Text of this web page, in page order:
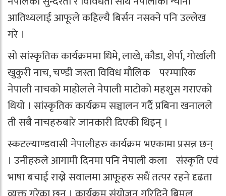
आतिथ्यलाई आफूले कहिल्यै बिर्सन नसक्ने पनि उल्लेख
गरे ।
सो सांस्कृतिक कार्यक्रममा धिमे, लाखे, कौडा, शेर्पा, गोर्खाली
खुकुरी नाच, चण्डी जस्ता विविध मौलिक परम्पारिक
नेपाली नाचको माहोलले नेपाली माटोको महशुस गराएको
थियो । सांस्कृतिक कार्यक्रम सञ्चालन गर्दै प्रबिना खनालले
ती सबै नाचहरुबारे जानकारी दिएकी थिइन् ।
स्कटल्याण्डवासी नेपालीहरु कार्यक्रम भएकामा प्रसन्न छन्
। उनीहरुले आगामी दिनमा पनि नेपाली कला संस्कृति एवं
भाषा बचाई राख्ने सवालमा आफूहरु सधैं तत्पर रहने दृढता